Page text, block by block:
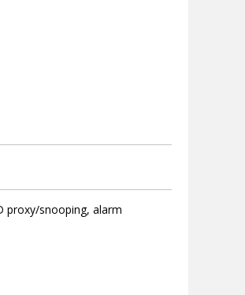
proxy/snooping, alarm